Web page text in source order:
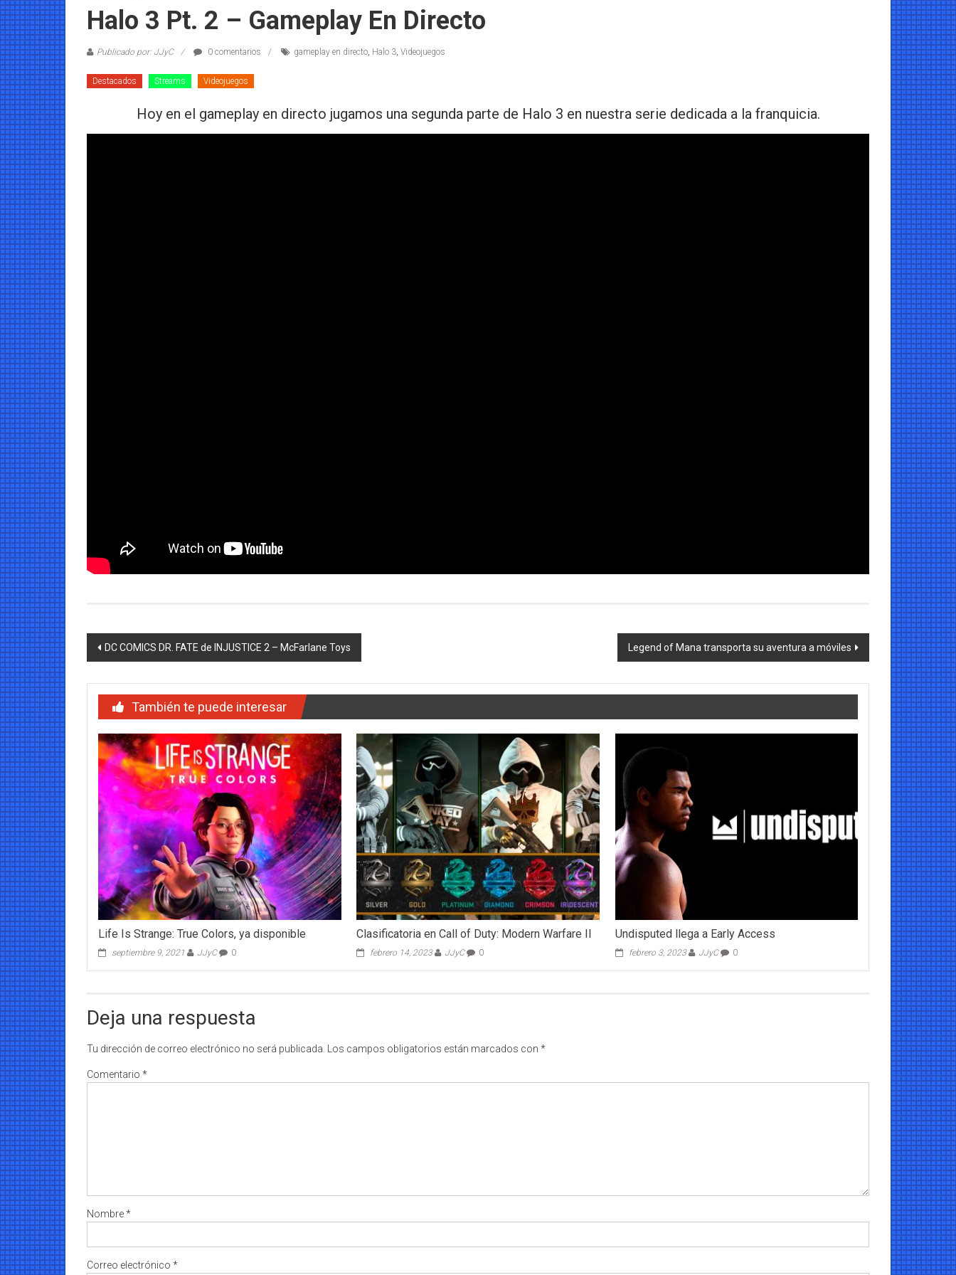
Coleccionables
y
entretenimiento
coleccionistas.
Halo 3 Pt. 2 – Gameplay En Directo
Publicado por: JJyC 0 comentarios gameplay en directo, Halo 3, Videojuegos
Destacados Streams Videojuegos
Hoy en el gameplay en directo jugamos una segunda parte de Halo 3 en nuestra serie dedicada a la franquicia.
Navegación
entradas
DC COMICS DR. FATE de INJUSTICE 2 – McFarlane Toys Legend of Mana transporta su aventura a móviles
También te puede interesar
Life Is Strange: True Colors, ya disponible
septiembre 9, 2021 JJyC 0
Clasificatoria en Call of Duty: Modern Warfare II
febrero 14, 2023 JJyC 0
Undisputed llega a Early Access
febrero 3, 2023 JJyC 0
Deja una respuesta
Tu dirección de correo electrónico no será publicada. Los campos obligatorios están marcados con *
Comentario *
Nombre*
Correo electrónico *